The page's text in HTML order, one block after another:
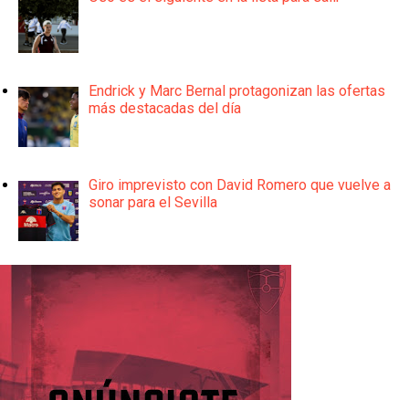
Endrick y Marc Bernal protagonizan las ofertas
más destacadas del día
Giro imprevisto con David Romero que vuelve a
sonar para el Sevilla